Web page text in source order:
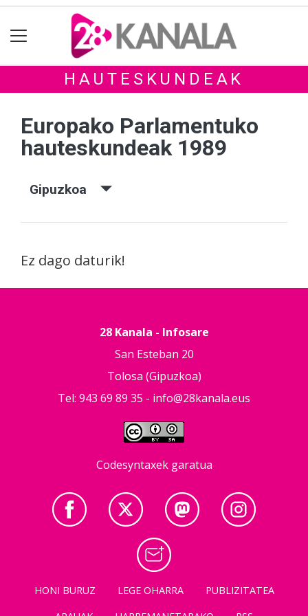
HAUTESKUNDEAK
Europako Parlamentuko
hauteskundeak 1989
Gipuzkoa
Ez dago daturik!
28 Kanala - Infosare
San Esteban 20
Tolosa (Gipuzkoa)
Tel: 943 69 89 35 - info@28kanala.eus
Codesyntaxek garatua
HONI BURUZ LEGE OHARRA
PUBLIZITATEA